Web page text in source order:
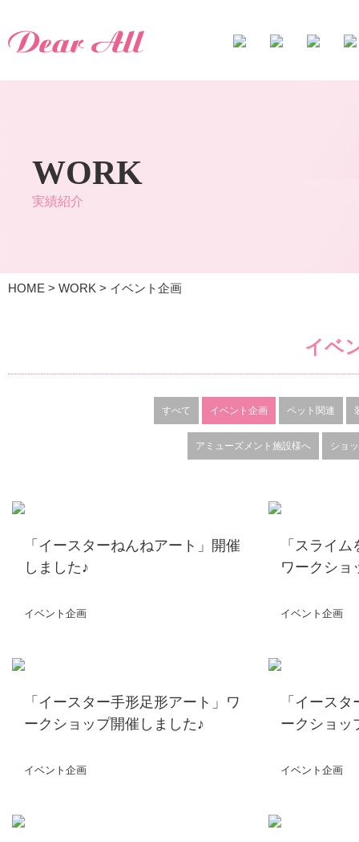
WORK
実績紹介
HOME > WORK > イベント企画
イベ
すべて イベント企画 ペット関連
アミューズメント施設様へ ショ
「イースターねんねアート」開催
しました♪
イベント企画
「スライ
ワークシ
イベント企画
「イースター手形足形アート」ワ
ークショップ開催しました♪
イベント企画
「イース
ークショッ
イベント企画